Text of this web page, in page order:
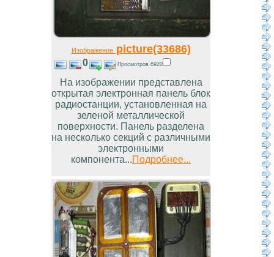
Изображениеpicture(33686)
0 Просмотров 6920
На изображении представлена
открытая электронная панель блок
радиостанции, установленная на
зеленой металлической
поверхности. Панель разделена
на несколько секций с различными
электронными
компонента...Подробнее...